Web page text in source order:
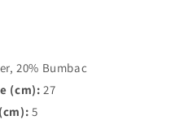
20% Bumbac
(cm): 27
5